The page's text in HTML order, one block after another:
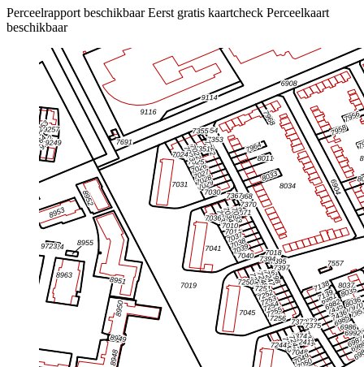
Perceelrapport beschikbaar Eerst gratis kaartcheck Perceelkaart
beschikbaar